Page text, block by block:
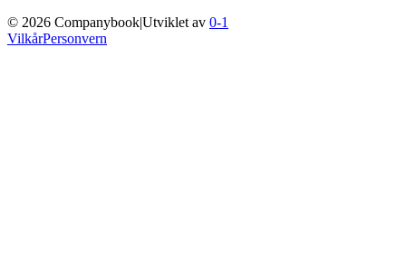
© 2026 Companybook|Utviklet av 0-1
VilkårPersonvern